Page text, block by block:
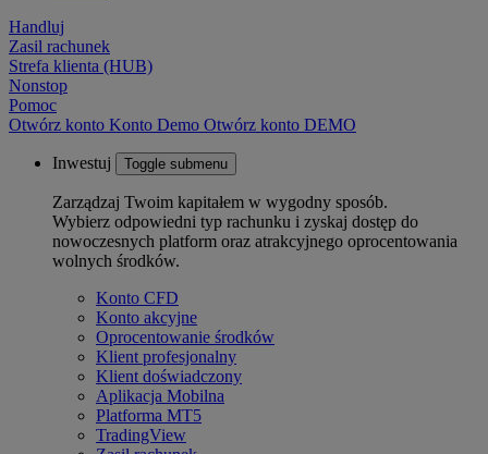
Handluj
Zasil rachunek
Strefa klienta (HUB)
Nonstop
Pomoc
Otwórz konto Konto Demo Otwórz konto DEMO
Inwestuj Toggle submenu
Zarządzaj Twoim kapitałem w wygodny sposób.
Wybierz odpowiedni typ rachunku i zyskaj dostęp do
nowoczesnych platform oraz atrakcyjnego oprocentowania
wolnych środków.
Konto CFD
Konto akcyjne
Oprocentowanie środków
Klient profesjonalny
Klient doświadczony
Aplikacja Mobilna
Platforma MT5
TradingView